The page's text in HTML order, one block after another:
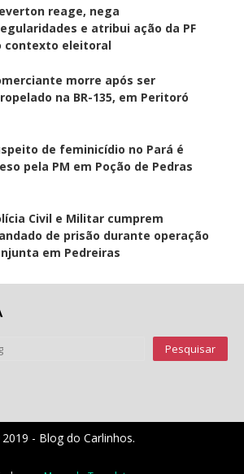
reage, nega
e atribui ação da PF
contexto eleitoral
morre após ser
na BR-135, em Peritoró
de feminicídio no Pará é
pela PM em Poção de Pedras
Civil e Militar cumprem
de prisão durante operação
em Pedreiras
- Blog do Carlinhos.